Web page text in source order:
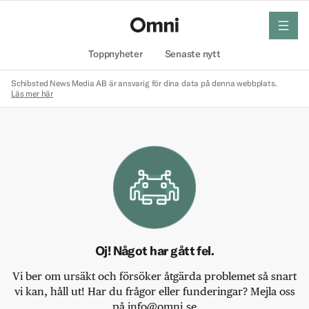
Toppnyheter Senaste nytt
meny
Schibsted News Media AB är ansvarig för dina data på denna webbplats.
Läs mer här
Oj! Något har gått fel.
Vi ber om ursäkt och försöker åtgärda problemet så snart
vi kan, håll ut! Har du frågor eller funderingar? Mejla oss